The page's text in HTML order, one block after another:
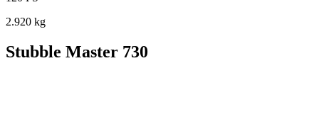
2.920 kg
Stubble Master 730